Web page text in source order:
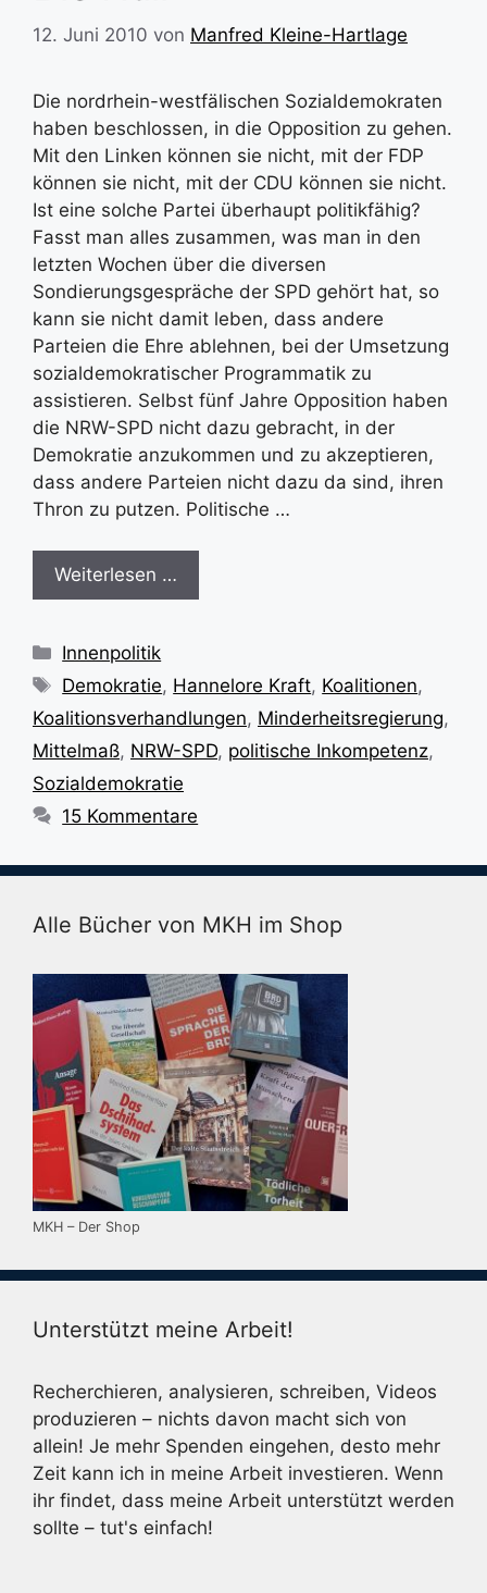
12. Juni 2010 von Manfred Kleine-Hartlage
Die nordrhein-westfälischen Sozialdemokraten
haben beschlossen, in die Opposition zu gehen.
Mit den Linken können sie nicht, mit der FDP
können sie nicht, mit der CDU können sie nicht.
Ist eine solche Partei überhaupt politikfähig?
Fasst man alles zusammen, was man in den
letzten Wochen über die diversen
Sondierungsgespräche der SPD gehört hat, so
kann sie nicht damit leben, dass andere
Parteien die Ehre ablehnen, bei der Umsetzung
sozialdemokratischer Programmatik zu
assistieren. Selbst fünf Jahre Opposition haben
die NRW-SPD nicht dazu gebracht, in der
Demokratie anzukommen und zu akzeptieren,
dass andere Parteien nicht dazu da sind, ihren
Thron zu putzen. Politische …
Weiterlesen …
Kategorien
Innenpolitik
Schlagwörter
Demokratie, Hannelore Kraft, Koalitionen,
Koalitionsverhandlungen, Minderheitsregierung,
Mittelmaß, NRW-SPD, politische Inkompetenz,
Sozialdemokratie
15 Kommentare
Alle Bücher von MKH im Shop
MKH – Der Shop
Unterstützt meine Arbeit!
Recherchieren, analysieren, schreiben, Videos
produzieren – nichts davon macht sich von
allein! Je mehr Spenden eingehen, desto mehr
Zeit kann ich in meine Arbeit investieren. Wenn
ihr findet, dass meine Arbeit unterstützt werden
sollte – tut's einfach!